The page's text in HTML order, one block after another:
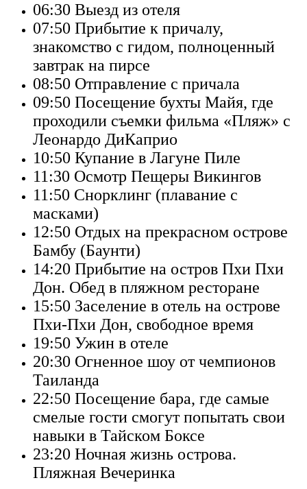
06:30 Выезд из отеля
07:50 Прибытие к причалу,
знакомство с гидом, полноценный
завтрак на пирсе
08:50 Отправление с причала
09:50 Посещение бухты Майя, где
проходили съемки фильма «Пляж» с
Леонардо ДиКаприо
10:50 Купание в Лагуне Пиле
11:30 Осмотр Пещеры Викингов
11:50 Снорклинг (плавание с
масками)
12:50 Отдых на прекрасном острове
Бамбу (Баунти)
14:20 Прибытие на остров Пхи Пхи
Дон. Обед в пляжном ресторане
15:50 Заселение в отель на острове
Пхи-Пхи Дон, свободное время
19:50 Ужин в отеле
20:30 Огненное шоу от чемпионов
Таиланда
22:50 Посещение бара, где самые
смелые гости смогут попытать свои
навыки в Тайском Боксе
23:20 Ночная жизнь острова.
Пляжная Вечеринка